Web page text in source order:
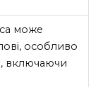
може
особливо
включаючи